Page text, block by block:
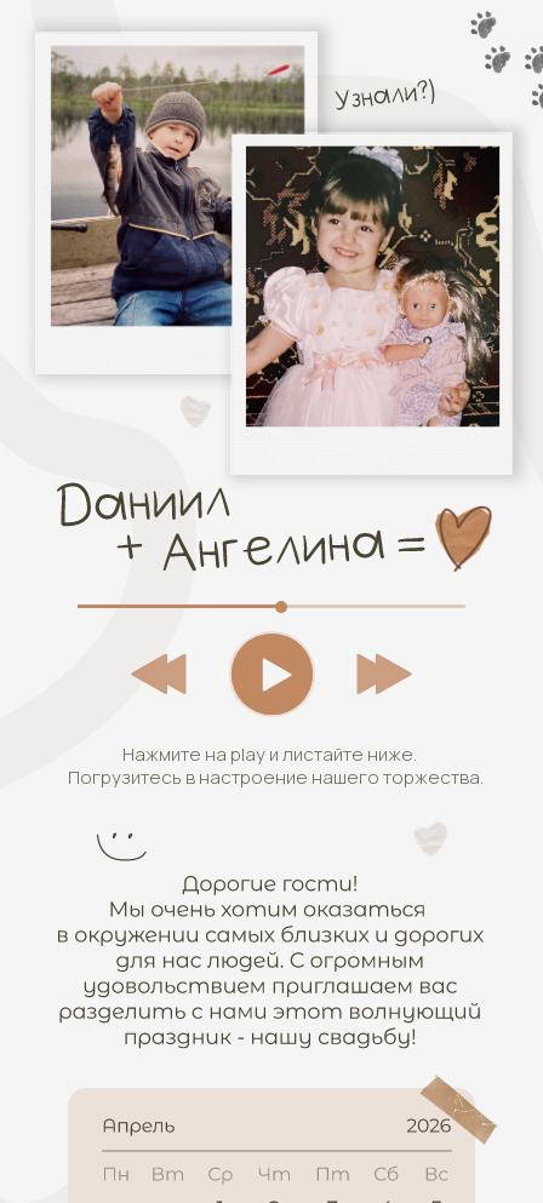
Нажмите на play и листайте ниже.
Погрузитесь в настроение нашего торжества.